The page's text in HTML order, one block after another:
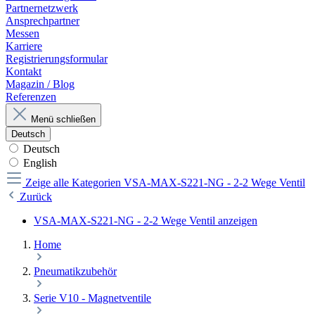
Partnernetzwerk
Ansprechpartner
Messen
Karriere
Registrierungsformular
Kontakt
Magazin / Blog
Referenzen
Menü schließen
Deutsch
Deutsch
English
Zeige alle Kategorien VSA-MAX-S221-NG - 2-2 Wege Ventil
Zurück
VSA-MAX-S221-NG - 2-2 Wege Ventil anzeigen
Home
Pneumatikzubehör
Serie V10 - Magnetventile